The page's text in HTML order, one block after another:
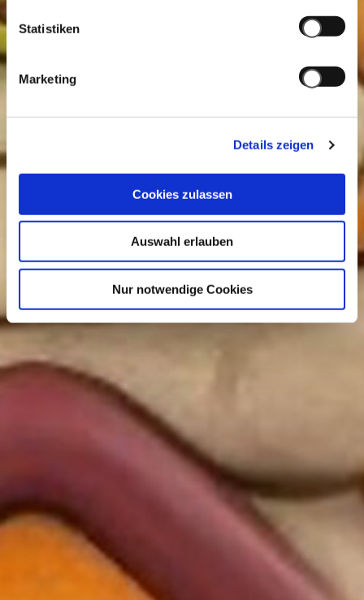
Statistiken
Marketing
Details zeigen
Cookies zulassen
Auswahl erlauben
Nur notwendige Cookies